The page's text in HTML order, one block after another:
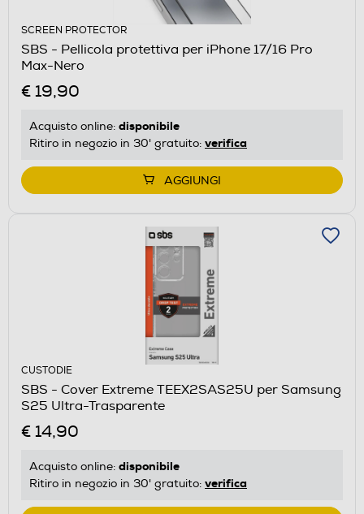
SCREEN PROTECTOR
SBS - Pellicola protettiva per iPhone 17/16 Pro
Max-Nero
€ 19,90
Acquisto online: disponibile
Ritiro in negozio in 30' gratuito: verifica
AGGIUNGI
CUSTODIE
SBS - Cover Extreme TEEX2SAS25U per Samsung
S25 Ultra-Trasparente
€ 14,90
Acquisto online: disponibile
Ritiro in negozio in 30' gratuito: verifica